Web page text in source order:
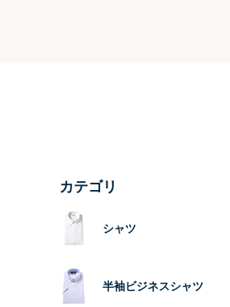
カテゴリ
シャツ
半袖ビジネスシャツ